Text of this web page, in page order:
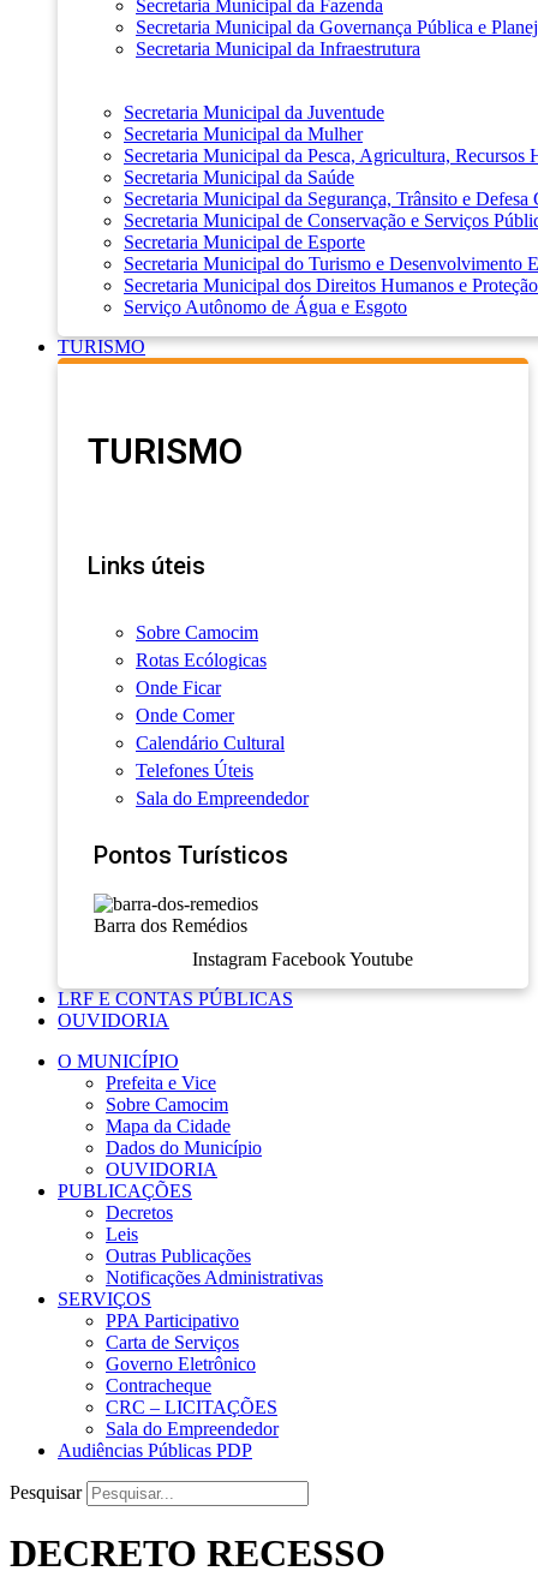
Secretaria Municipal da Fazenda
Secretaria Municipal da Governança Pública e
Secretaria Municipal da Infraestrutura
Secretaria Municipal da Juventude
Secretaria Municipal da Mulher
Secretaria Municipal da Pesca, Agricultura, Recursos
Secretaria Municipal da Saúde
Secretaria Municipal da Segurança, Trânsito e Defesa
Secretaria Municipal de Conservação e Serviços
Secretaria Municipal de Esporte
Secretaria Municipal do Turismo e Desenvolvimento
Secretaria Municipal dos Direitos Humanos e
Serviço Autônomo de Água e Esgoto
TURISMO
TURISMO
Links úteis
Sobre Camocim
Rotas Ecólogicas
Onde Ficar
Onde Comer
Calendário Cultural
Telefones Úteis
Sala do Empreendedor
Pontos Turísticos
Barra dos Remédios
Instagram Facebook Youtube
LRF E CONTAS PÚBLICAS
OUVIDORIA
O MUNICÍPIO
Prefeita e Vice
Sobre Camocim
Mapa da Cidade
Dados do Município
OUVIDORIA
PUBLICAÇÕES
Decretos
Leis
Outras Publicações
Notificações Administrativas
SERVIÇOS
PPA Participativo
Carta de Serviços
Governo Eletrônico
Contracheque
CRC – LICITAÇÕES
Sala do Empreendedor
Audiências Públicas PDP
Pesquisar
DECRETO RECESSO